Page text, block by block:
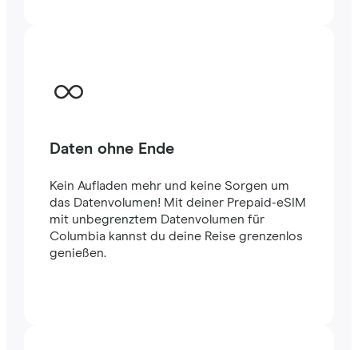
Daten ohne Ende
Kein Aufladen mehr und keine Sorgen um
das Datenvolumen! Mit deiner Prepaid-eSIM
mit unbegrenztem Datenvolumen für
Columbia kannst du deine Reise grenzenlos
genießen.